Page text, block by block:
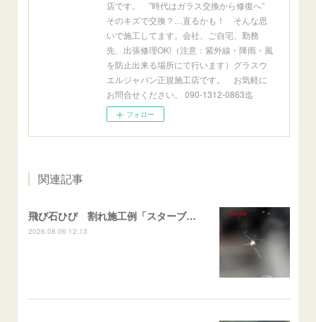
店です。 ”時代はガラス交換から修復へ”
そのキズで交換？…直るかも！ そんな思
いで施工してます。会社、ご自宅、勤務
先、出張修理OK!（注意：紫外線・降雨・風
を防止出来る場所にて行います）グラスウ
エルジャパン正規施工店です。 お気軽に
お問合せください。 090-1312-0863迄
フォロー
関連記事
飛び石ひび 割れ施工例「スターブレイク系」 フリード
2026.08.06 12:13